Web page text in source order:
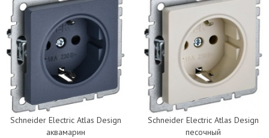
Schneider Electric Atlas Design
аквамарин
Schneider Electric Atlas Design
песочный